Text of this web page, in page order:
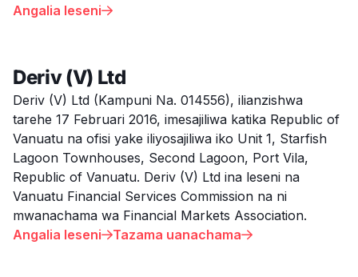
Angalia leseni
Deriv (V) Ltd
Deriv (V) Ltd (Kampuni Na. 014556), ilianzishwa
tarehe 17 Februari 2016, imesajiliwa katika Republic of
Vanuatu na ofisi yake iliyosajiliwa iko Unit 1, Starfish
Lagoon Townhouses, Second Lagoon, Port Vila,
Republic of Vanuatu. Deriv (V) Ltd ina leseni na
Vanuatu Financial Services Commission na ni
mwanachama wa Financial Markets Association.
Angalia leseniTazama uanachama